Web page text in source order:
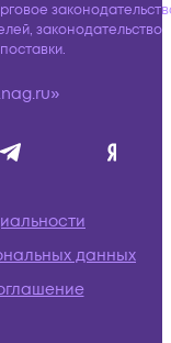
законодательство
данных